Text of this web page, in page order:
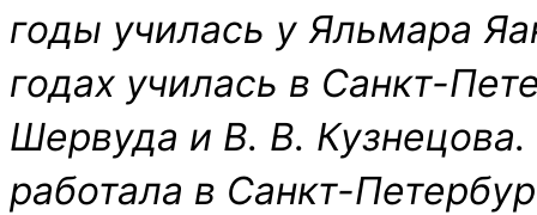
годы училась у Яльмара
годах училась в Санкт-
Шервуда и В. В.
работала в Санкт-